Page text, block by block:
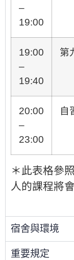
–
19:00
19:00
–
19:40
第
20:00
–
23:00
自
＊此表格參
人的課程將
宿舍與環境
重要規定